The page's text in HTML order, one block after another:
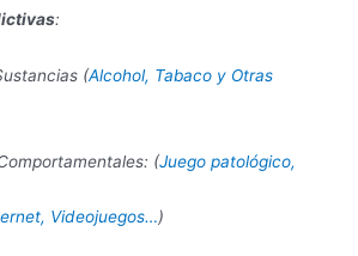
:
(Alcohol, Tabaco y Otras
(Juego patológico,
Videojuegos…)